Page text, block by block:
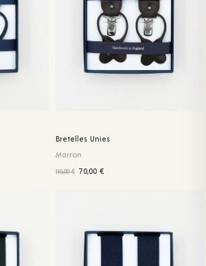
Bretelles Unies
Marron
110,00€ 70,00 €